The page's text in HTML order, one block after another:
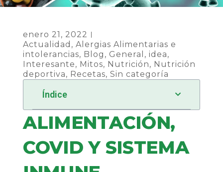
enero 21, 2022
Actualidad , Alergias Alimentarias e
intolerancias, Blog , General , idea,
Interesante, Mitos, Nutrición, Nutrición
deportiva, Recetas, Sin categoría
Índice
ALIMENTACIÓN,
COVID Y SISTEMA